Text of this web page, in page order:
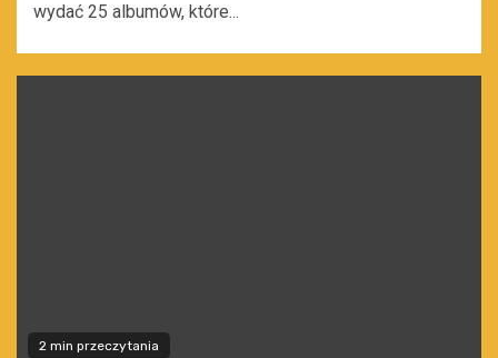
wydać 25 albumów, które...
2 min przeczytania